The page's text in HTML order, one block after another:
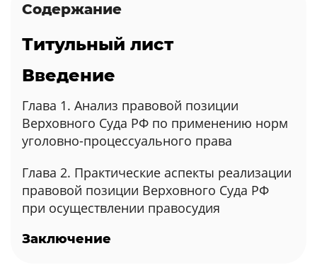
Содержание
Титульный лист
Введение
Глава 1. Анализ правовой позиции
Верховного Суда РФ по применению норм
уголовно-процессуального права
Глава 2. Практические аспекты реализации
правовой позиции Верховного Суда РФ
при осуществлении правосудия
Заключение